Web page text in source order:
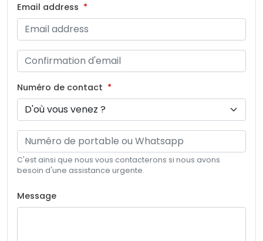
Email address
Numéro de contact
C'est ainsi que nous vous contacterons si nous avons
besoin d'une assistance urgente.
Message